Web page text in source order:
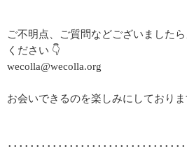
ご不明点、ご質問などございました
ください 👇
wecolla@wecolla.org
お会いできるのを楽しみにしておりま
･･･････････････････････････････